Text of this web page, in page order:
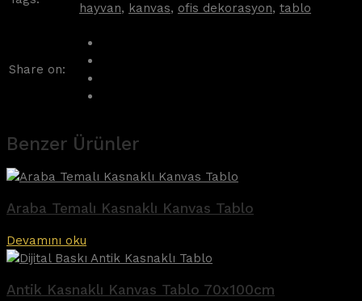
hayvan, kanvas, ofis dekorasyon, tablo
Share on:
Benzer Ürünler
Araba Temalı Kasnaklı Kanvas Tablo
Devamını oku
Antik Kasnaklı Kanvas Tablo 70x100cm